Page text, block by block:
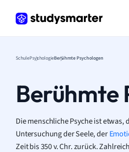
SchulePsychologieBerühmte Psychologen
Berühmte
Die menschliche Psyche ist
Untersuchung der Seele, der
Zeit bis 350 v. Chr. zurück.